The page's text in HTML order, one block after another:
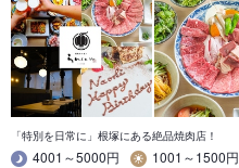
「特別を日常に」根塚にある絶品焼肉店！
4001～5000円
1001～1500円